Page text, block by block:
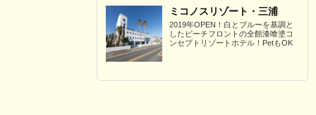
ミコノスリゾート・三浦
2019年OPEN！白とブルーを基調と
したビーチフロントの全館漆喰塗コ
ンセプトリゾートホテル！PetもOK